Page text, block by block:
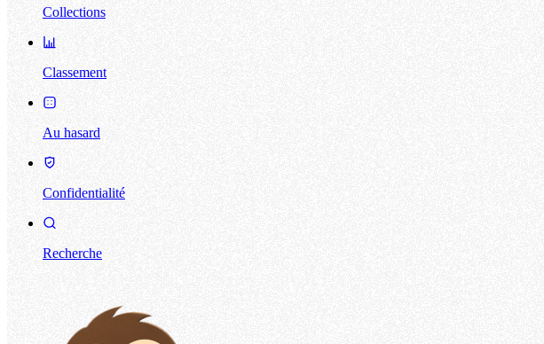
Collections
Classement
Au hasard
Confidentialité
Recherche